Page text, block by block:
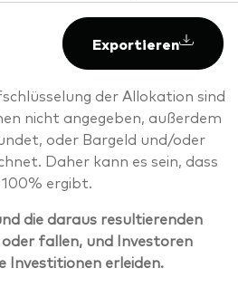
Exportieren
der Allokation sind
nicht angegeben, außerdem
oder Bargeld und/oder
Daher kann es sein, dass
ergibt.
die daraus resultierenden
fallen, und Investoren
Investitionen erleiden.